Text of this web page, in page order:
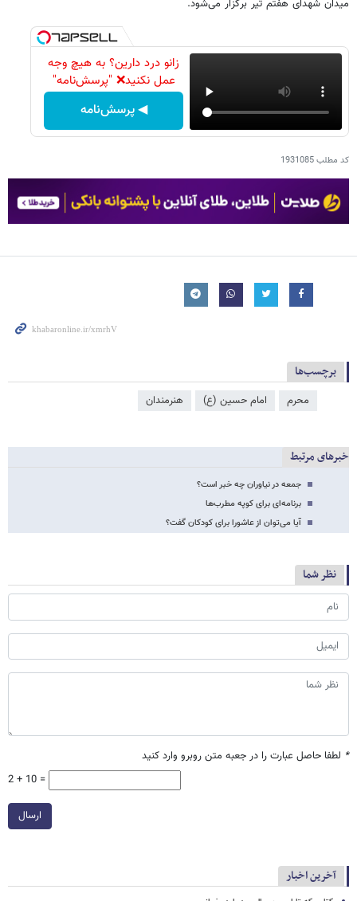
میدان شهدای هفتم تیر برگزار می‌شود.
زانو درد دارین؟ به هیچ وجه
عمل نکنید❌ "پرسش‌نامه"
◀ پرسش‌نامه
کد مطلب1931085
برچسب‌ها
محرم امام حسین (ع) هنرمندان
خبرهای مرتبط
جمعه در نیاوران چه خبر است؟
برنامه‌ای برای کوپه مطرب‌ها
آیا می‌توان از عاشورا برای کودکان گفت؟
نظر شما
* لطفا حاصل عبارت را در جعبه متن روبرو وارد کنید
2 + 10 =
ارسال
آخرین اخبار